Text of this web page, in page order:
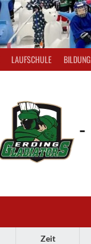
LAUFSCHULE BILDUNG
-
Zeit